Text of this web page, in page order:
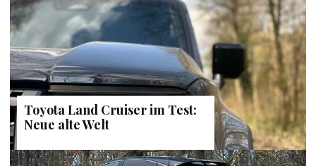
Toyota Land Cruiser im Test:
Neue alte Welt